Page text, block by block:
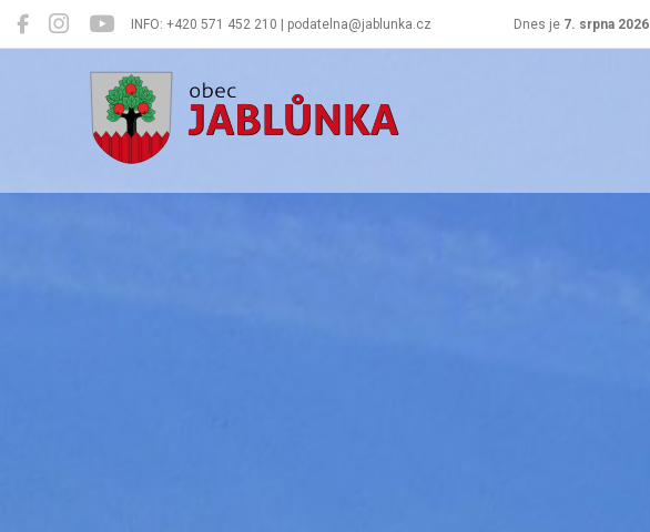
INFO: +420 571 452 210 | podatelna@jablunka.cz Dnes je 7. srpna 2026
Jablůnka